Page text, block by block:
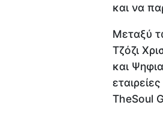
και να
Μεταξύ
Τζόζι
και
TheSoul